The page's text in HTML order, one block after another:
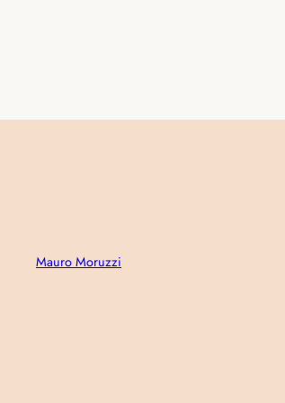
Mauro Moruzzi